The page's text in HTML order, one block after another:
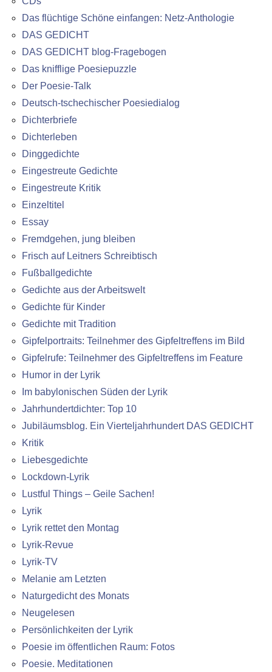
Das flüchtige Schöne einfangen: Netz-Anthologie
DAS GEDICHT
DAS GEDICHT blog-Fragebogen
Das knifflige Poesiepuzzle
Der Poesie-Talk
Deutsch-tschechischer Poesiedialog
Dichterbriefe
Dichterleben
Dinggedichte
Eingestreute Gedichte
Eingestreute Kritik
Einzeltitel
Essay
Fremdgehen, jung bleiben
Frisch auf Leitners Schreibtisch
Fußballgedichte
Gedichte aus der Arbeitswelt
Gedichte für Kinder
Gedichte mit Tradition
Gipfelportraits: Teilnehmer des Gipfeltreffens im Bild
Gipfelrufe: Teilnehmer des Gipfeltreffens im Feature
Humor in der Lyrik
Im babylonischen Süden der Lyrik
Jahrhundertdichter: Top 10
Jubiläumsblog. Ein Vierteljahrhundert DAS GEDICHT
Kritik
Liebesgedichte
Lockdown-Lyrik
Lustful Things – Geile Sachen!
Lyrik
Lyrik rettet den Montag
Lyrik-Revue
Lyrik-TV
Melanie am Letzten
Naturgedicht des Monats
Neugelesen
Persönlichkeiten der Lyrik
Poesie im öffentlichen Raum: Fotos
Poesie. Meditationen